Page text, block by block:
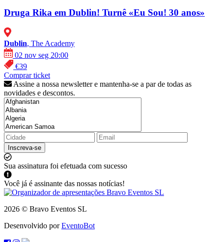
Druga Rika em Dublin! Turnê «Eu Sou! 30 anos»
Dublin, The Academy
02 nov seg 20:00
€39
Comprar ticket
Assine a nossa newsletter e mantenha-se a par de todas as
novidades e descontos.
Inscreva-se
Sua assinatura foi efetuada com sucesso
Você já é assinante das nossas notícias!
2026 © Bravo Eventos SL
Desenvolvido porEventoBot